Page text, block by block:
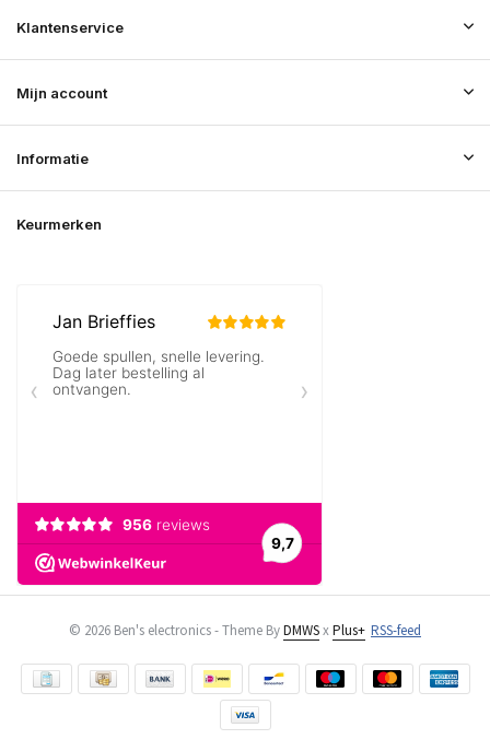
Klantenservice
Mijn account
Informatie
Keurmerken
© 2026 Ben's electronics - Theme ByDMWSxPlus+ RSS-feed